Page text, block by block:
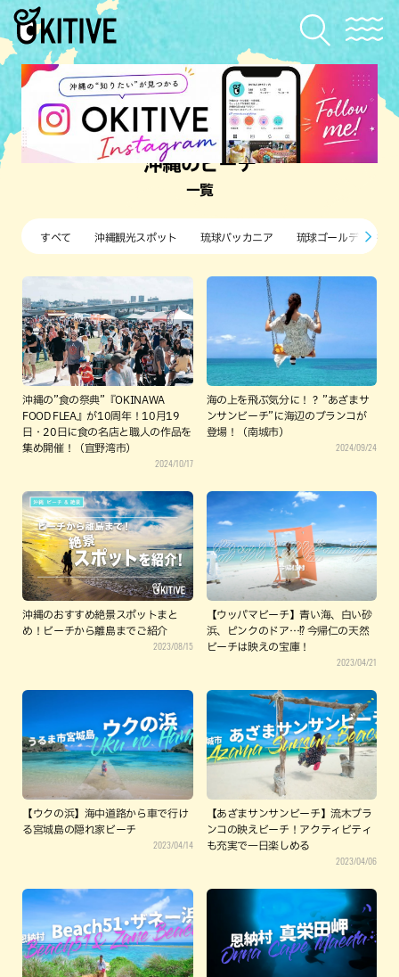
沖縄のビーチ
一覧
すべて 沖縄観光スポット 琉球バッカニア 琉球ゴールデンキン
沖縄の”食の祭典”『OKINAWA
FOOD FLEA』が10周年！10月19
日・20日に食の名店と職人の作品を
集め開催！（宜野湾市）
2024/10/17
海の上を飛ぶ気分に！？ ”あざまサ
ンサンビーチ”に海辺のブランコが
登場！（南城市）
2024/09/24
沖縄のおすすめ絶景スポットまと
め！ビーチから離島までご紹介
2023/08/15
【ウッパマビーチ】青い海、白い砂
浜、ピンクのドア…⁉ 今帰仁の天然
ビーチは映えの宝庫！
2023/04/21
【ウクの浜】海中道路から車で行け
る宮城島の隠れ家ビーチ
2023/04/14
【あざまサンサンビーチ】流木ブラ
ンコの映えビーチ！アクティビティ
も充実で一日楽しめる
2023/04/06